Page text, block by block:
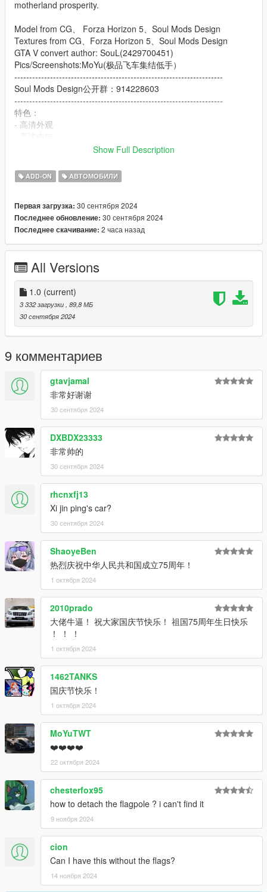
motherland prosperity.
Model from CG、 Forza Horizon 5、Soul Mods Design
Textures from CG、Forza Horizon 5、Soul Mods Design
GTA V convert author: SouL(2429700451)
Pics/Screenshots:MoYu(极品飞车集结低手）
----------------------------------------------------------------------
Soul Mods Design公开群：914228603
----------------------------------------------------------------------
特色：
- 高清外观
- 使用H控制的后排扶手
- 可动的中国国旗旗杆
- 副色调：车身副色调
- Extra1,2：红旗官方车牌
- Extra3,4：洛圣都车牌
- Extra5,6：中国澳门车牌
Features:
- HQ exterior
- HQ interior
- Real mirror reflections
- Real lights
- Rear armrest controlled using keyboard H
- Hand on the steering wheel
- Working dials
- Breakable glass
- Movable flagpole of the Chinese flag
- Paint1: The main color of the body
- Paint2: Sub-tones of the body
- Extra1,2: Official license plates of Hongqi
- Extra3,4: Los Santos license plates
- Extra5,6: Macau China license plates
- Extra7.8: Chinese mainland license plates
*本车拥有模型锁，故FIVEM/ALTV平台将无法使用。
This car has a model lock, so the FIVEM/ALTV platform will not
be available.
*本车为早期测试版，如果您想未来体验完整版本，请加入群组并
咨询。
This is an early beta version, so if you'd like to experience the
full version in the future, please join the group and enquire.
ADD ON：
1）Go to: GTAV\mods\update\update.rpf\common\data
2）Extract dlclist.xml and add this line:
dlcpacks:\hongqigl24\
3）Go to: GTAV\mods\update\x64\dlcpacksand make a folder
called hongqigl24 add the included dlc.rpf file
SPAWN: hongqigl24
Show Full Description
ADD-ON АВТОМОБИЛИ
Первая загрузка: 30 сентября 2024
Последнее обновление: 30 сентября 2024
Последнее скачивание: 2 часа назад
All Versions
1.0 (current)
3 332 загрузки , 89,8 МБ
30 сентября 2024
9 комментариев
gtavjamal
非常好谢谢
30 сентября 2024
DXBDX23333
非常帅的
30 сентября 2024
rhcnxfj13
Xi jin ping's car?
30 сентября 2024
ShaoyeBen
热烈庆祝中华人民共和国成立75周年！
1 октября 2024
2010prado
大佬牛逼！ 祝大家国庆节快乐！ 祖国75周年生日快乐
！ ！ ！
1 октября 2024
1462TANKS
国庆节快乐！
1 октября 2024
MoYuTWT
❤️❤️❤️❤️
22 октября 2024
chesterfox95
how to detach the flagpole ? i can't find it
9 ноября 2024
cion
Can I have this without the flags?
14 ноября 2024